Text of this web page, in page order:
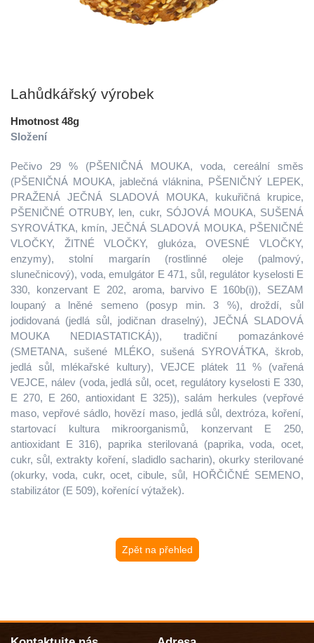
Lahůdkářský výrobek
Hmotnost 48g
Složení
Pečivo 29 % (PŠENIČNÁ MOUKA, voda, cereální směs
(PŠENIČNÁ MOUKA, jablečná vláknina, PŠENIČNÝ LEPEK,
PRAŽENÁ JEČNÁ SLADOVÁ MOUKA, kukuřičná krupice,
PŠENIČNÉ OTRUBY, len, cukr, SÓJOVÁ MOUKA, SUŠENÁ
SYROVÁTKA, kmín, JEČNÁ SLADOVÁ MOUKA, PŠENIČNÉ
VLOČKY, ŽITNÉ VLOČKY, glukóza, OVESNÉ VLOČKY,
enzymy), stolní margarín (rostlinné oleje (palmový,
slunečnicový), voda, emulgátor E 471, sůl, regulátor kyselosti E
330, konzervant E 202, aroma, barvivo E 160b(i)), SEZAM
loupaný a lněné semeno (posyp min. 3 %), droždí, sůl
jodidovaná (jedlá sůl, jodičnan draselný), JEČNÁ SLADOVÁ
MOUKA NEDIASTATICKÁ)), tradiční pomazánkové
(SMETANA, sušené MLÉKO, sušená SYROVÁTKA, škrob,
jedlá sůl, mlékařské kultury), VEJCE plátek 11 % (vařená
VEJCE, nálev (voda, jedlá sůl, ocet, regulátory kyselosti E 330,
E 270, E 260, antioxidant E 325)), salám herkules (vepřové
maso, vepřové sádlo, hovězí maso, jedlá sůl, dextróza, koření,
startovací kultura mikroorganismů, konzervant E 250,
antioxidant E 316), paprika sterilovaná (paprika, voda, ocet,
cukr, sůl, extrakty koření, sladidlo sacharin), okurky sterilované
(okurky, voda, cukr, ocet, cibule, sůl, HOŘČIČNÉ SEMENO,
stabilizátor (E 509), kořenící výtažek).
Zpět na přehled